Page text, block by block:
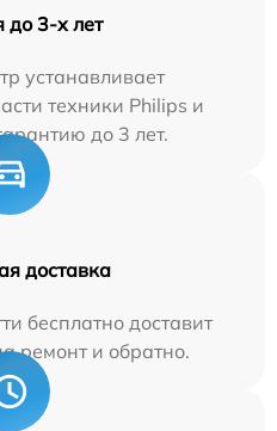
до 3-х лет
устанавливает
техники Philips и
до 3 лет.
доставка
бесплатно доставит
ремонт и обратно.